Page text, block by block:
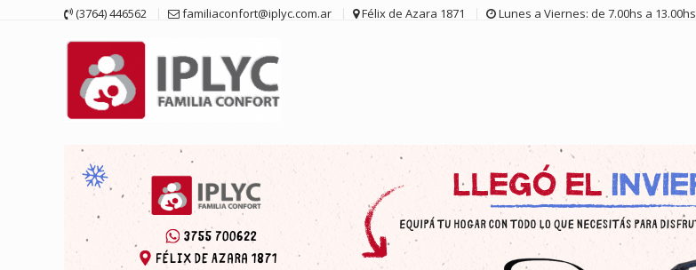
(3764) 446562 familiaconfort@iplyc.com.ar Félix de Azara 1871 Lunes a Viernes: de 7.00hs a 13.00hs